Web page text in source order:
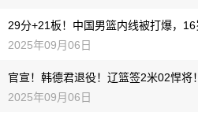
29分+21板！中国男篮内线被打爆，
2025年09月06日
官宣！韩德君退役！辽篮签2米02悍将
2025年09月06日